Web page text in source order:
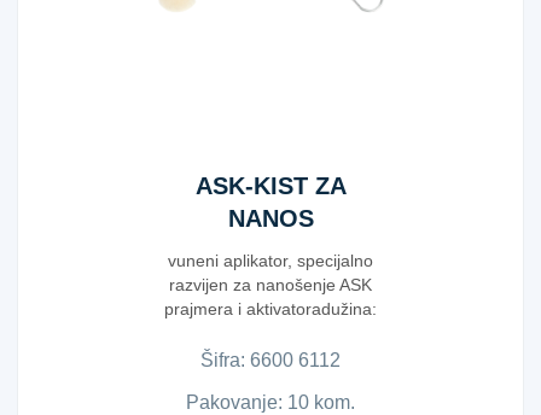
ASK-KIST ZA
NANOS
PRAJMERA
vuneni aplikator, specijalno
razvijen za nanošenje ASK
prajmera i aktivatoradužina:
Šifra: 6​6​0​0​ ​6​1​1​2​
Pakovanje: 10 kom.